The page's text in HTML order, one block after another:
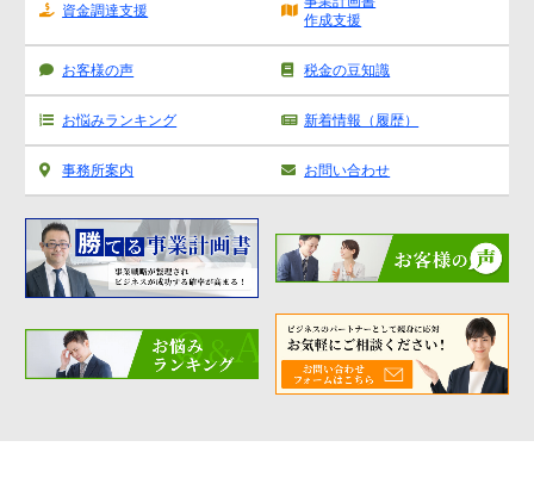
資金調達支援
作成支援
お客様の声 税金の豆知識
お悩みランキング 新着情報（履歴）
事務所案内 お問い合わせ